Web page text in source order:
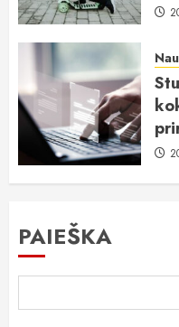
PAIEŠKA